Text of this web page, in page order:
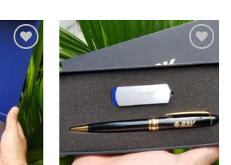
Add to
Wishlist
Add to
Wishlist